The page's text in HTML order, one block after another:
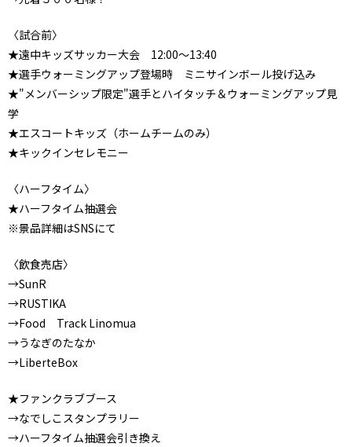
〈試合前〉
★遠中キッズサッカー大会 12:00～13:40
★選手ウォーミングアップ登場時 ミニサインボール投げ込み
★"メンバーシップ限定"選手とハイタッチ＆ウォーミングアップ見
学
★エスコートキッズ（ホームチームのみ）
★キックインセレモニー
〈ハーフタイム〉
★ハーフタイム抽選会
※景品詳細はSNSにて
〈飲食売店〉
→SunR
→RUSTIKA
→Food Track Linomua
→うなぎのたなか
→LiberteBox
★ファンクラブブース
→なでしこスタンプラリー
→ハーフタイム抽選会引き換え